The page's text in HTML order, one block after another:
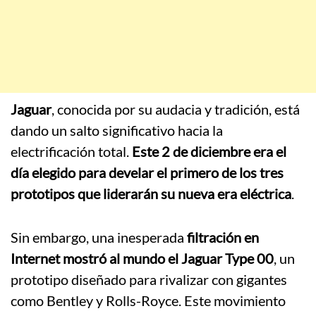
Jaguar, conocida por su audacia y tradición, está
dando un salto significativo hacia la
electrificación total. Este 2 de diciembre era el
día elegido para develar el primero de los tres
prototipos que liderarán su nueva era eléctrica.
Sin embargo, una inesperada filtración en
Internet mostró al mundo el Jaguar Type 00, un
prototipo diseñado para rivalizar con gigantes
como Bentley y Rolls-Royce. Este movimiento